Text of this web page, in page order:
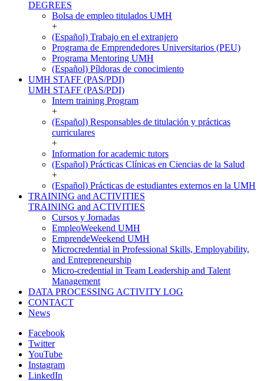
DEGREES
Bolsa de empleo titulados UMH
+
(Español) Trabajo en el extranjero
Programa de Emprendedores Universitarios (PEU)
Programa Mentoring UMH
(Español) Píldoras de conocimiento
UMH STAFF (PAS/PDI)
UMH STAFF (PAS/PDI)
Intern training Program
+
(Español) Responsables de titulación y prácticas
curriculares
+
Information for academic tutors
(Español) Prácticas Clínicas en Ciencias de la Salud
+
(Español) Prácticas de estudiantes externos en la UMH
TRAINING and ACTIVITIES
TRAINING and ACTIVITIES
Cursos y Jornadas
EmpleoWeekend UMH
EmprendeWeekend UMH
Microcredential in Professional Skills, Employability,
and Entrepreneurship
Micro-credential in Team Leadership and Talent
Management
DATA PROCESSING ACTIVITY LOG
CONTACT
News
Facebook
Twitter
YouTube
Instagram
LinkedIn